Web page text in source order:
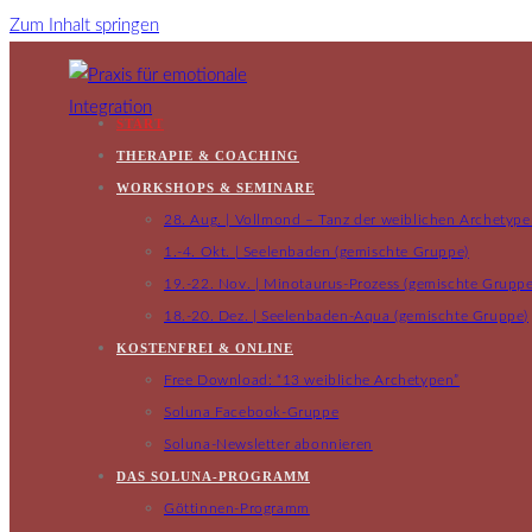
Zum Inhalt springen
START
THERAPIE & COACHING
WORKSHOPS & SEMINARE
28. Aug. | Vollmond – Tanz der weiblichen
1.-4. Okt. | Seelenbaden (gemischte Gruppe)
19.-22. Nov. | Minotaurus-Prozess (gemischte
18.-20. Dez. | Seelenbaden-Aqua (gemischte Gruppe)
KOSTENFREI & ONLINE
Free Download: “13 weibliche Archetypen”
Soluna Facebook-Gruppe
Soluna-Newsletter abonnieren
DAS SOLUNA-PROGRAMM
Göttinnen-Programm